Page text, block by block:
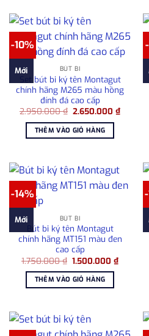
-10%
Mới BÚT BI
Set bút bi ký tên Montagut
chính hãng M265 màu hồng
đính đá cao cấp
2.950.000₫ Giá
là:
2.950.000 ₫.
2.650.000₫Giá
THÊM VÀO GIỎ HÀNG
-14%
Mới BÚT BI
Bút bi ký tên Montagut
chính hãng MT151 màu đen
cao cấp
1.750.000₫ Giá
là:
1.750.000 ₫.
1.500.000₫Giá
hiện
THÊM VÀO GIỎ HÀNG